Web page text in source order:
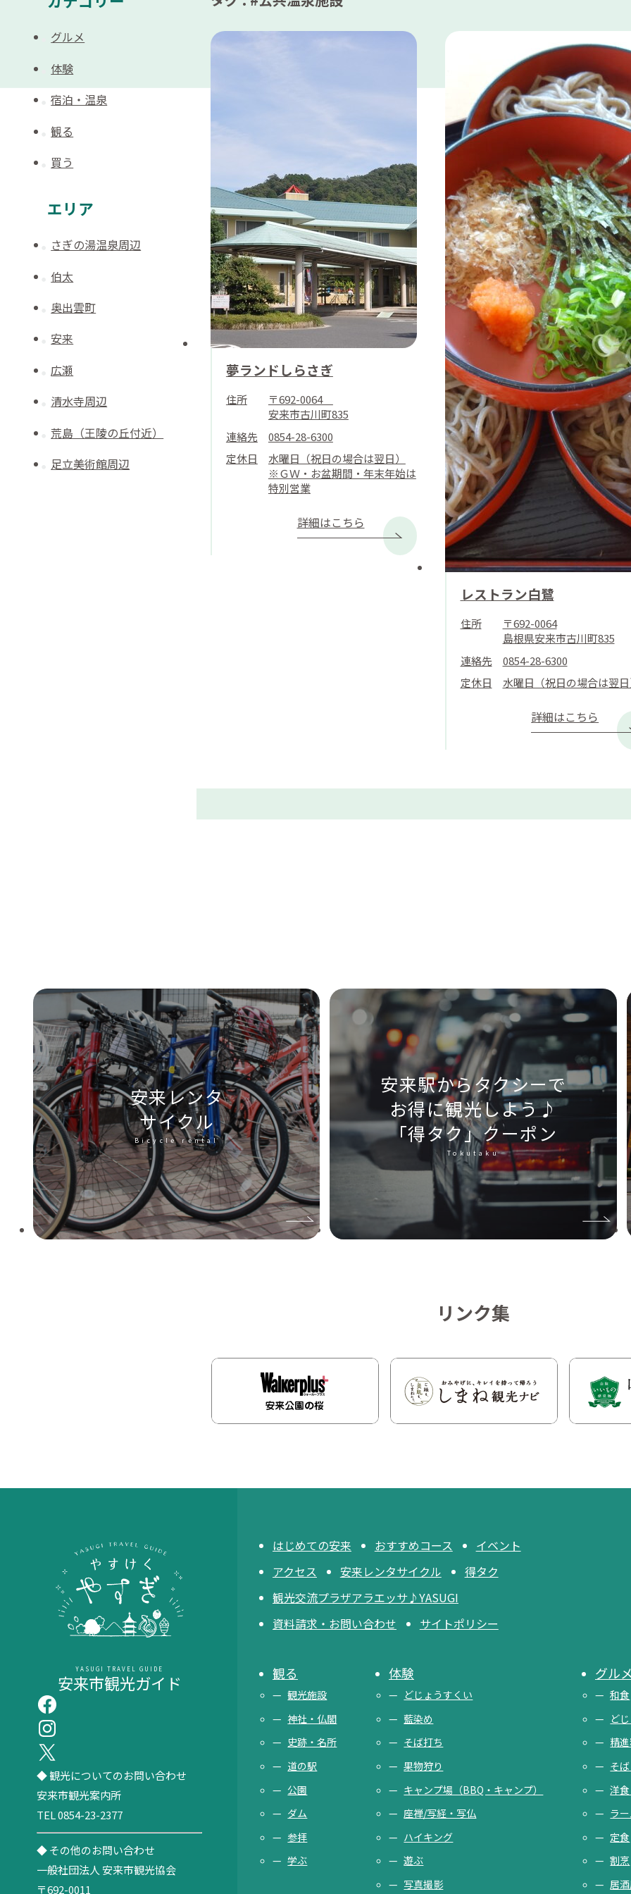
グルメ
体験
宿泊・温泉
観る
買う
エリア
さぎの湯温泉周辺
伯太
奥出雲町
安来
広瀬
清水寺周辺
荒島（王陵の丘付近）
足立美術館周辺
夢ランドしらさぎ
住所
〒692-0064
安来市古川町835
連絡先
0854-28-6300
定休日
水曜日（祝日の場合は翌日）
※ＧＷ・お盆期間・年末年始は
特別営業
詳細はこちら
レストラン白鷺
住所
〒692-0064
島根県安来市古川町835
連絡先
0854-28-6300
定休日
水曜日（祝日の場合は翌
詳細はこちら
安来レンタ
サイクル
Bicycle rental
安来駅からタクシーで
お得に観光しよう♪
「得タク」クーポン
Tokutaku
リンク集
安来市観光ガイド
YASUGI TRAVEL GUIDE
◆ 観光についてのお問い合わせ
安来市観光案内所
TEL 0854-23-2377
◆ その他のお問い合わせ
一般社団法人 安来市観光協会
〒692-0011
はじめての安来 おすすめコース
イベント
アクセス
安来レンタサイクル
得タク
観光交流プラザアラエッサ♪YASUGI
資料請求・お問い合わせ
サイトポリシー
観る
観光施設
神社・仏閣
史跡・名所
道の駅
公園
ダム
参拝
学ぶ
体験
どじょうすくい
藍染め
そば打ち
果物狩り
キャンプ場（BBQ・キャンプ）
座禅/写経・写仏
ハイキング
遊ぶ
写真撮影
グル
和食
ど
精
そ
洋
ラ
定食
割烹
居